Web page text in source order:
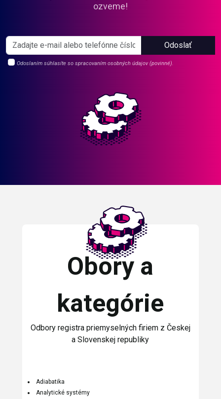
ozveme!
Odoslať
Odoslaním súhlasíte so spracovaním osobných údajov (povinné).
Obory a
kategórie
Odbory registra priemyselných firiem z Českej
a Slovenskej republiky
Adiabatika
Analytické systémy